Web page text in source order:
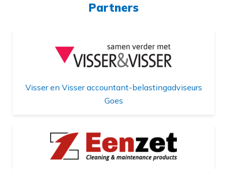
Partners
Visser en Visser accountant-belastingadviseurs
Goes